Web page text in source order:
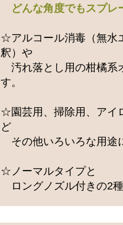
どんな角度でもスプレ
☆アルコール消毒（無水
釈）や
汚れ落とし用の柑橘系
す。
☆園芸用、掃除用、アイ
ど
その他いろいろな用途
☆ノーマルタイプと
ロングノズル付きの2